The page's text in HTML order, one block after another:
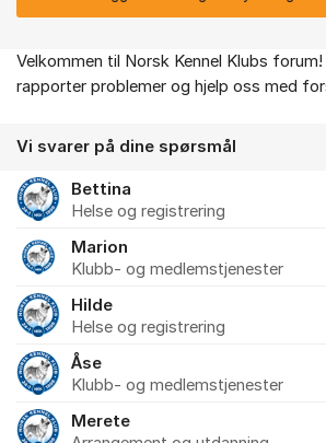
Om forumet
Velkommen til Norsk Kennel Klubs
rapporter problemer og hjelp oss med
Vi svarer på dine spørsmål
Bettina
Helse og registrering
Marion
Klubb- og medlemstjenester
Hilde
Helse og registrering
Åse
Klubb- og medlemstjenester
Merete